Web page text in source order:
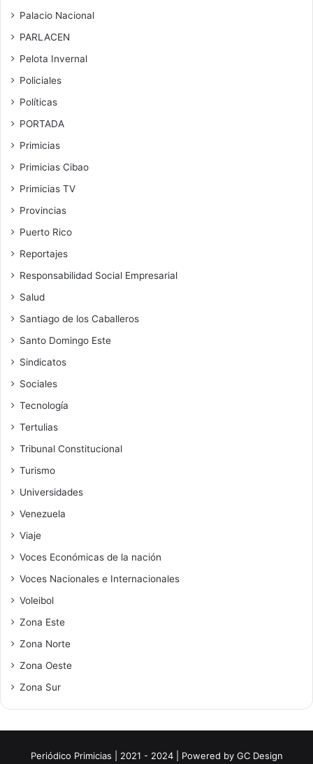
Palacio Nacional
PARLACEN
Pelota Invernal
Policiales
Políticas
PORTADA
Primicias
Primicias Cibao
Primicias TV
Provincias
Puerto Rico
Reportajes
Responsabilidad Social Empresarial
Salud
Santiago de los Caballeros
Santo Domingo Este
Sindicatos
Sociales
Tecnología
Tertulias
Tribunal Constitucional
Turismo
Universidades
Venezuela
Viaje
Voces Económicas de la nación
Voces Nacionales e Internacionales
Voleibol
Zona Este
Zona Norte
Zona Oeste
Zona Sur
Periódico Primicias | 2021 - 2024 | Powered by GC Design